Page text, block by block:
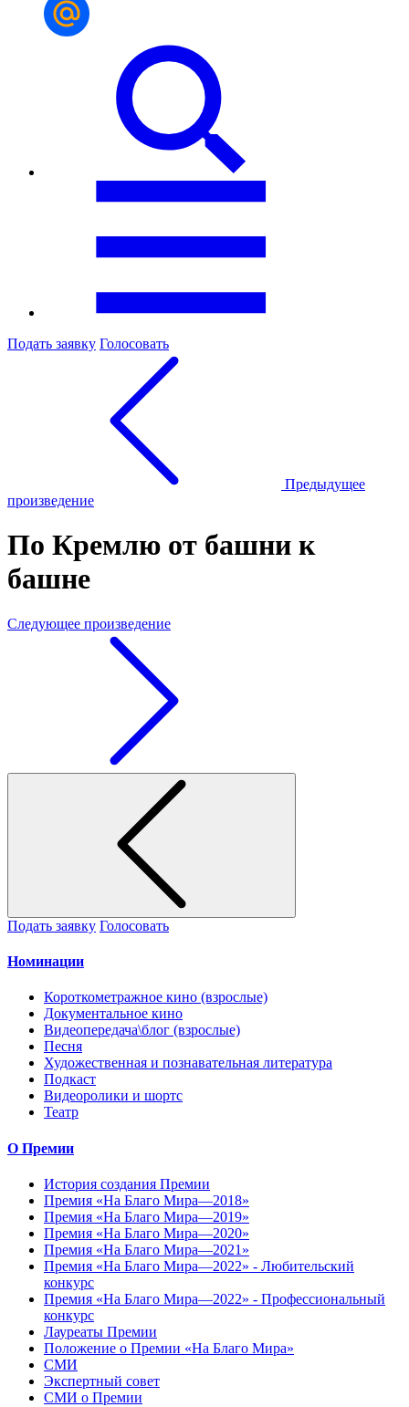
Подать заявку Голосовать
Предыдущее
произведение
По Кремлю от башни к
башне
Следующее произведение
Подать заявку Голосовать
Номинации
Короткометражное кино (взрослые)
Документальное кино
Видеопередача\блог (взрослые)
Песня
Художественная и познавательная литература
Подкаст
Видеоролики и шортс
Театр
О Премии
История создания Премии
Премия «На Благо Мира—2018»
Премия «На Благо Мира—2019»
Премия «На Благо Мира—2020»
Премия «На Благо Мира—2021»
Премия «На Благо Мира—2022» - Любительский
конкурс
Премия «На Благо Мира—2022» - Профессиональный
конкурс
Лауреаты Премии
Положение о Премии «На Благо Мира»
СМИ
Экспертный совет
СМИ о Премии